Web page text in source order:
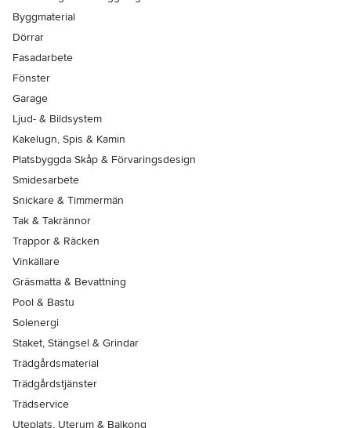
Byggmaterial
Dörrar
Fasadarbete
Fönster
Garage
Ljud- & Bildsystem
Kakelugn, Spis & Kamin
Platsbyggda Skåp & Förvaringsdesign
Smidesarbete
Snickare & Timmermän
Tak & Takrännor
Trappor & Räcken
Vinkällare
Gräsmatta & Bevattning
Pool & Bastu
Solenergi
Staket, Stängsel & Grindar
Trädgårdsmaterial
Trädgårdstjänster
Trädservice
Uteplats, Uterum & Balkong